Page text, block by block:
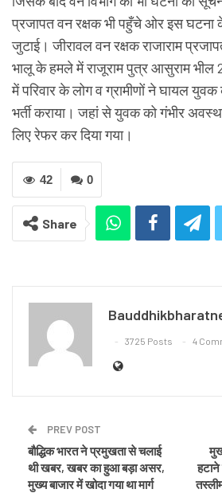
प्रजापत वन रक्षक भी पहुँचे ओर इस घटना
जुटाई। जीरावल वन रक्षक राजाराम
भालू के हमले में राजूराम पुत्र आसुराम भील
में परिवार के लोग व ग्रामीणों ने घायल
भर्ती कराया। जहां से युवक को गंभीर
लिए रेफर कर दिया गया।
0
42
Share
3725 Posts 4
PREV POST
बौद्धिक भारत ने प्रमुखता से चलाई
थी खबर, खबर का हुआ बड़ा असर,
मुख्य बाजार में खोदा गया था मार्ग
हटाने